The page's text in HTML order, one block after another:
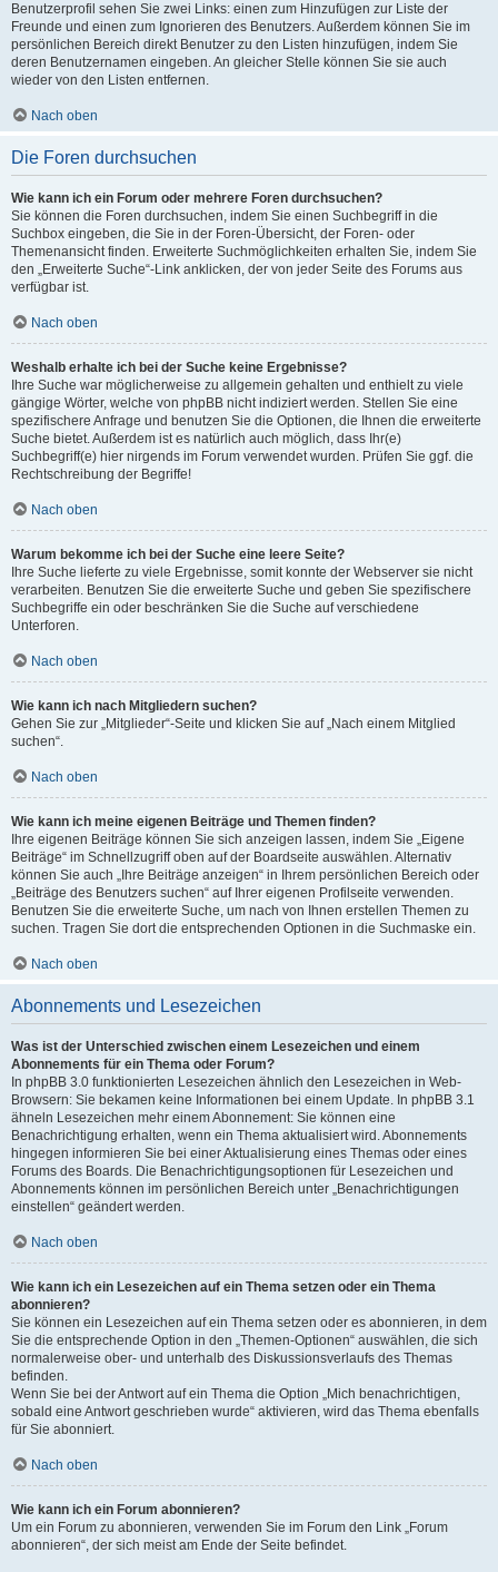
Benutzerprofil sehen Sie zwei Links: einen zum Hinzufügen zur Liste der
Freunde und einen zum Ignorieren des Benutzers. Außerdem können Sie im
persönlichen Bereich direkt Benutzer zu den Listen hinzufügen, indem Sie
deren Benutzernamen eingeben. An gleicher Stelle können Sie sie auch
wieder von den Listen entfernen.
Nach oben
Die Foren durchsuchen
Wie kann ich ein Forum oder mehrere Foren durchsuchen?
Sie können die Foren durchsuchen, indem Sie einen Suchbegriff in die
Suchbox eingeben, die Sie in der Foren-Übersicht, der Foren- oder
Themenansicht finden. Erweiterte Suchmöglichkeiten erhalten Sie, indem Sie
den „Erweiterte Suche“-Link anklicken, der von jeder Seite des Forums aus
verfügbar ist.
Nach oben
Weshalb erhalte ich bei der Suche keine Ergebnisse?
Ihre Suche war möglicherweise zu allgemein gehalten und enthielt zu viele
gängige Wörter, welche von phpBB nicht indiziert werden. Stellen Sie eine
spezifischere Anfrage und benutzen Sie die Optionen, die Ihnen die erweiterte
Suche bietet. Außerdem ist es natürlich auch möglich, dass Ihr(e)
Suchbegriff(e) hier nirgends im Forum verwendet wurden. Prüfen Sie ggf. die
Rechtschreibung der Begriffe!
Nach oben
Warum bekomme ich bei der Suche eine leere Seite?
Ihre Suche lieferte zu viele Ergebnisse, somit konnte der Webserver sie nicht
verarbeiten. Benutzen Sie die erweiterte Suche und geben Sie spezifischere
Suchbegriffe ein oder beschränken Sie die Suche auf verschiedene
Unterforen.
Nach oben
Wie kann ich nach Mitgliedern suchen?
Gehen Sie zur „Mitglieder“-Seite und klicken Sie auf „Nach einem Mitglied
suchen“.
Nach oben
Wie kann ich meine eigenen Beiträge und Themen finden?
Ihre eigenen Beiträge können Sie sich anzeigen lassen, indem Sie „Eigene
Beiträge“ im Schnellzugriff oben auf der Boardseite auswählen. Alternativ
können Sie auch „Ihre Beiträge anzeigen“ in Ihrem persönlichen Bereich oder
„Beiträge des Benutzers suchen“ auf Ihrer eigenen Profilseite verwenden.
Benutzen Sie die erweiterte Suche, um nach von Ihnen erstellen Themen zu
suchen. Tragen Sie dort die entsprechenden Optionen in die Suchmaske ein.
Nach oben
Abonnements und Lesezeichen
Was ist der Unterschied zwischen einem Lesezeichen und einem
Abonnements für ein Thema oder Forum?
In phpBB 3.0 funktionierten Lesezeichen ähnlich den Lesezeichen in Web-
Browsern: Sie bekamen keine Informationen bei einem Update. In phpBB 3.1
ähneln Lesezeichen mehr einem Abonnement: Sie können eine
Benachrichtigung erhalten, wenn ein Thema aktualisiert wird. Abonnements
hingegen informieren Sie bei einer Aktualisierung eines Themas oder eines
Forums des Boards. Die Benachrichtigungsoptionen für Lesezeichen und
Abonnements können im persönlichen Bereich unter „Benachrichtigungen
einstellen“ geändert werden.
Nach oben
Wie kann ich ein Lesezeichen auf ein Thema setzen oder ein Thema
abonnieren?
Sie können ein Lesezeichen auf ein Thema setzen oder es abonnieren, in dem
Sie die entsprechende Option in den „Themen-Optionen“ auswählen, die sich
normalerweise ober- und unterhalb des Diskussionsverlaufs des Themas
befinden.
Wenn Sie bei der Antwort auf ein Thema die Option „Mich benachrichtigen,
sobald eine Antwort geschrieben wurde“ aktivieren, wird das Thema ebenfalls
für Sie abonniert.
Nach oben
Wie kann ich ein Forum abonnieren?
Um ein Forum zu abonnieren, verwenden Sie im Forum den Link „Forum
abonnieren“, der sich meist am Ende der Seite befindet.